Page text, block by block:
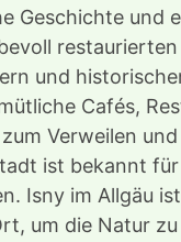
Geschichte und
restaurierten
und
Cafés,
Verweilen
ist bekannt
Isny im Allgäu
um die Natur